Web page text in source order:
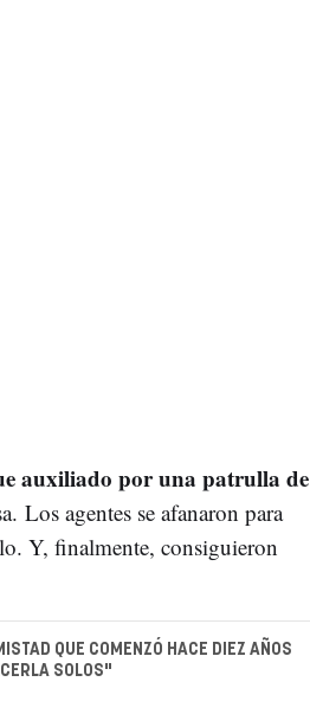
auxiliado por una patrulla de
Los agentes se afanaron para
Y, finalmente, consiguieron
QUE COMENZÓ HACE DIEZ AÑOS
SOLOS"